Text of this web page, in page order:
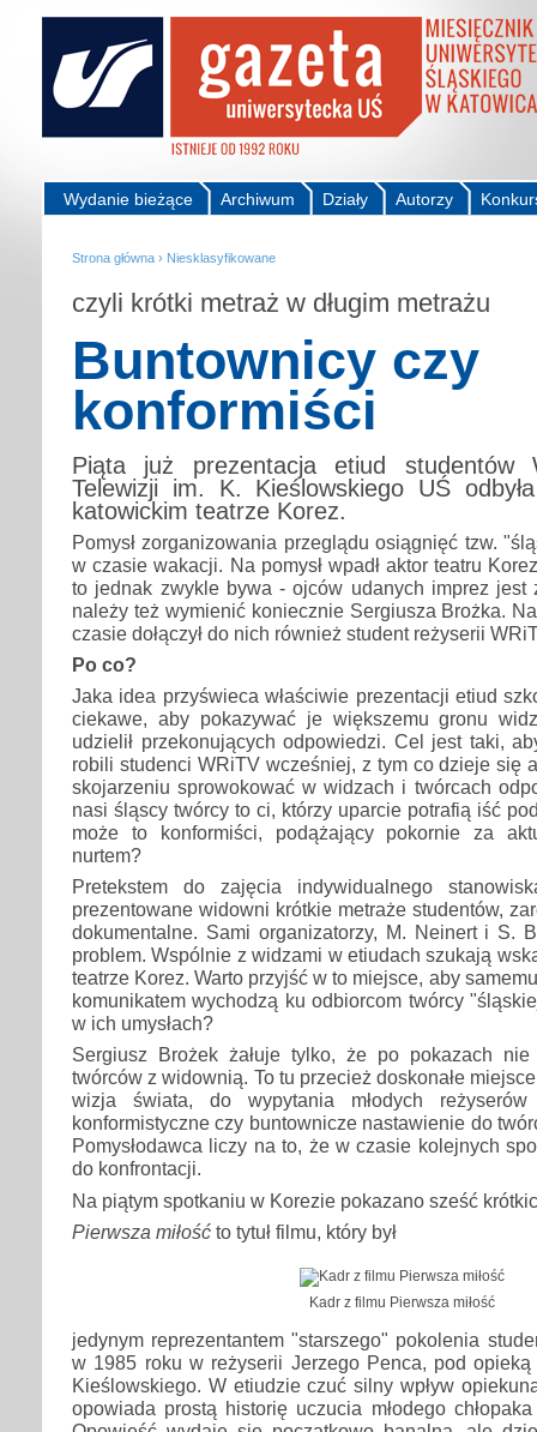
Autorzy
Działy
Archiwum
Wydanie bieżące
Strona główna › Niesklasyfikowane
czyli krótki metraż w długim metrażu
Buntownicy czy
konformiści
Piąta już prezentacja etiud studentów
Telewizji im. K. Kieślowskiego UŚ
katowickim teatrze Korez.
Pomysł zorganizowania przeglądu osiągnięć tzw.
w czasie wakacji. Na pomysł wpadł aktor teatru
to jednak zwykle bywa - ojców udanych imprez jest
należy też wymienić koniecznie Sergiusza Brożka.
czasie dołączył do nich również student reżyserii
Po co?
Jaka idea przyświeca właściwie prezentacji etiud
ciekawe, aby pokazywać je większemu gronu
udzielił przekonujących odpowiedzi. Cel jest taki,
robili studenci WRiTV wcześniej, z tym co dzieje się
skojarzeniu sprowokować w widzach i twórcach
nasi śląscy twórcy to ci, którzy uparcie potrafią iść
może to konformiści, podążający pokornie za
nurtem?
Pretekstem do zajęcia indywidualnego
prezentowane widowni krótkie metraże studentów,
dokumentalne. Sami organizatorzy, M. Neinert i S.
problem. Wspólnie z widzami w etiudach szukają
teatrze Korez. Warto przyjść w to miejsce, aby
komunikatem wychodzą ku odbiorcom twórcy
w ich umysłach?
Sergiusz Brożek żałuje tylko, że po pokazach
twórców z widownią. To tu przecież doskonałe
wizja świata, do wypytania młodych
konformistyczne czy buntownicze nastawienie do
Pomysłodawca liczy na to, że w czasie kolejnych
do konfrontacji.
Na piątym spotkaniu w Korezie pokazano sześć
Pierwsza miłość to tytuł filmu, który był
Kadr z filmu Pierwsza miłość
jedynym reprezentantem "starszego" pokolenia
w 1985 roku w reżyserii Jerzego Penca, pod opieką
Kieślowskiego. W etiudzie czuć silny wpływ
opowiada prostą historię uczucia młodego